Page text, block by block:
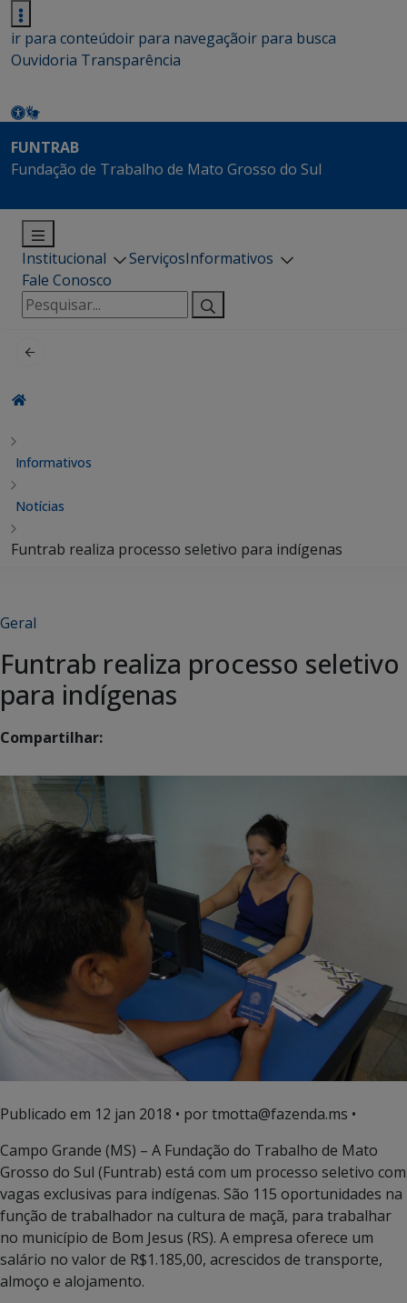
ir para conteúdoir para navegaçãoir para busca
Ouvidoria Transparência
FUNTRAB
Fundação de Trabalho de Mato Grosso do Sul
Institucional ServiçosInformativos
Fale Conosco
Pesquisar
por:
Informativos
Notícias
Funtrab realiza processo seletivo para indígenas
Geral
Funtrab realiza processo seletivo
para indígenas
Compartilhar:
Publicado em 12 jan 2018 • por tmotta@fazenda.ms •
Campo Grande (MS) – A Fundação do Trabalho de Mato
Grosso do Sul (Funtrab) está com um processo seletivo com
vagas exclusivas para indígenas. São 115 oportunidades na
função de trabalhador na cultura de maçã, para trabalhar
no município de Bom Jesus (RS). A empresa oferece um
salário no valor de R$1.185,00, acrescidos de transporte,
almoço e alojamento.